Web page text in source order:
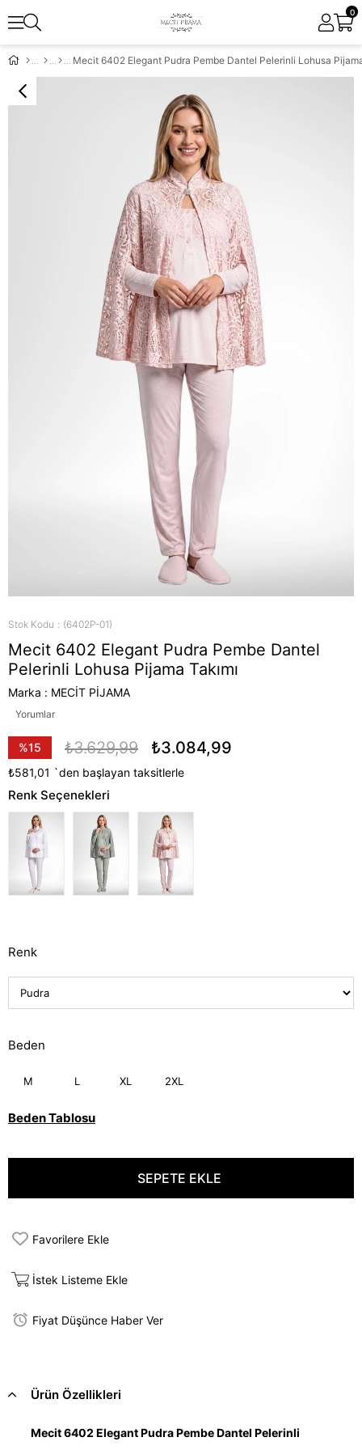
0
Mecit 6402 Elegant Pudra Pembe Dantel Pelerinli Lohusa Pijama
Stok Kodu (6402P-01)
Mecit 6402 Elegant Pudra Pembe Dantel
Pelerinli Lohusa Pijama Takımı
Marka : MECİT PİJAMA
Yorumlar
%15
İndirim
₺3.629,99 ₺3.084,99
₺581,01 `den başlayan taksitlerle
Renk Seçenekleri
Renk
Beden
M L XL 2XL
Beden Tablosu
Favorilere Ekle
İstek Listeme Ekle
Fiyat Düşünce Haber Ver
Ürün Özellikleri
Mecit 6402 Elegant Pudra Pembe Dantel Pelerinli